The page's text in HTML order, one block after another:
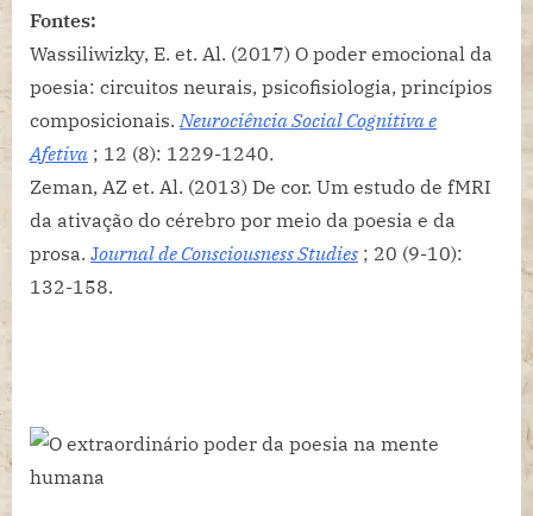
Fontes:
Wassiliwizky, E. et. Al. (2017) O poder emocional da
poesia: circuitos neurais, psicofisiologia, princípios
composicionais.Neurociência Social Cognitiva e
Afetiva ; 12 (8): 1229-1240.
Zeman, AZ et. Al. (2013) De cor. Um estudo de fMRI
da ativação do cérebro por meio da poesia e da
prosa. Journal de Consciousness Studies ; 20 (9-10):
132-158.